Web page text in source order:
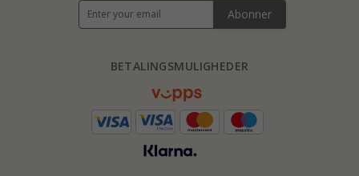
BETALINGSMULIGHEDER
Abonner